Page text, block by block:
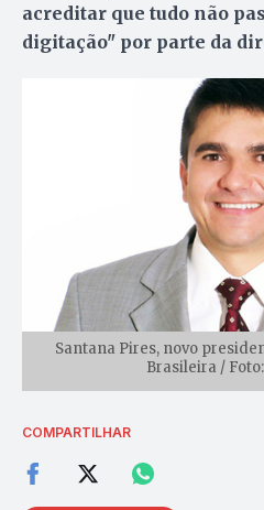
acreditar que tudo não
digitação" por parte da
Santana Pires, novo
Brasileira /
COMPARTILHAR